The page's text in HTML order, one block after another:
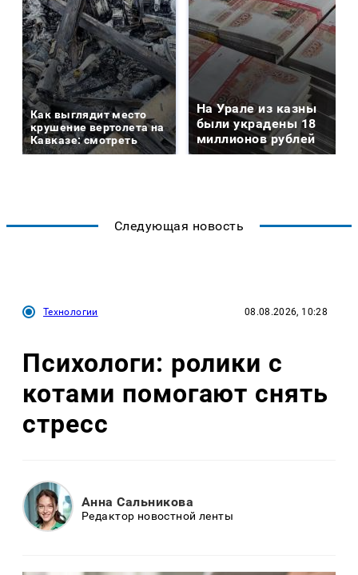
Как выглядит место
крушение вертолета на
Кавказе: смотреть
На Урале из казны
были украдены 18
миллионов рублей
Следующая новость
Технологии 08.08.2026, 10:28
Психологи: ролики с
котами помогают снять
стресс
Анна Сальникова
Редактор новостной ленты